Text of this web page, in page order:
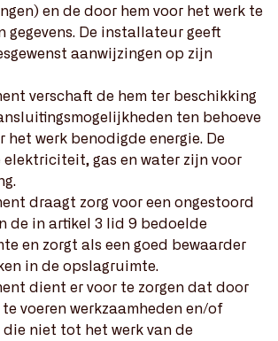
en de door hem voor het werk te
gegevens. De installateur geeft
aanwijzingen op zijn
verschaft de hem ter beschikking
ten behoeve
het werk benodigde energie. De
elektriciteit, gas en water zijn voor
draagt zorg voor een ongestoord
de in artikel 3 lid 9 bedoelde
en zorgt als een goed bewaarder
in de opslagruimte.
dient er voor te zorgen dat door
voeren werkzaamheden en/of
die niet tot het werk van de